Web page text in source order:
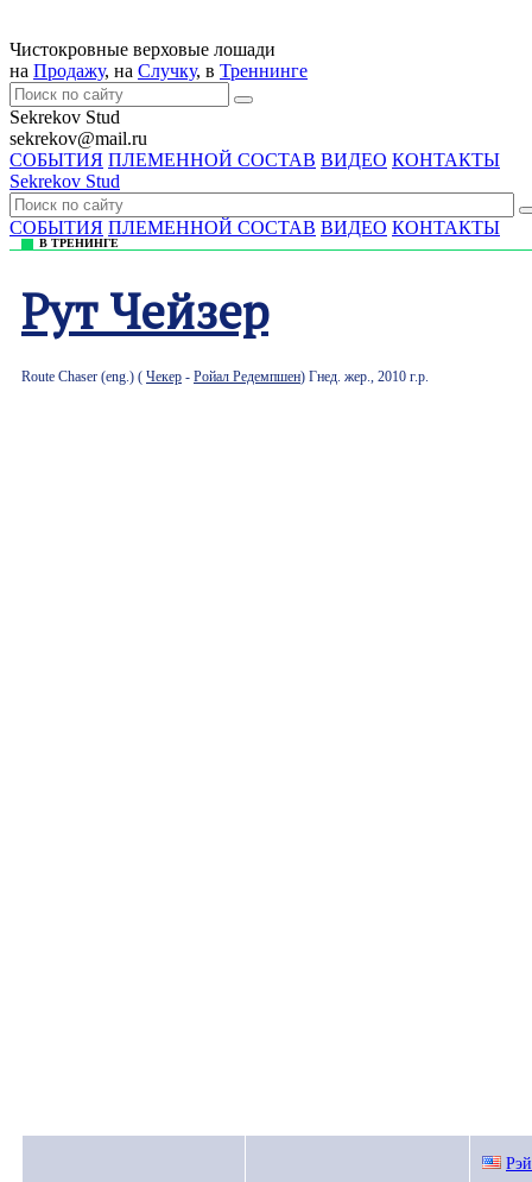
Чистокровные верховые лошади
на Продажу, на Случку, в Треннингe
Sekrekov Stud
sekrekov@mail.ru
СОБЫТИЯ ПЛЕМЕННОЙ СОСТАВ ВИДЕО КОНТАКТЫ
Sekrekov Stud
СОБЫТИЯ ПЛЕМЕННОЙ СОСТАВ ВИДЕО КОНТАКТЫ
В ТРЕНИНГЕ
Рут Чейзер
Route Chaser (eng.) ( Чекер - Ройал Редемпшен) Гнед. жер., 2010 г.р.